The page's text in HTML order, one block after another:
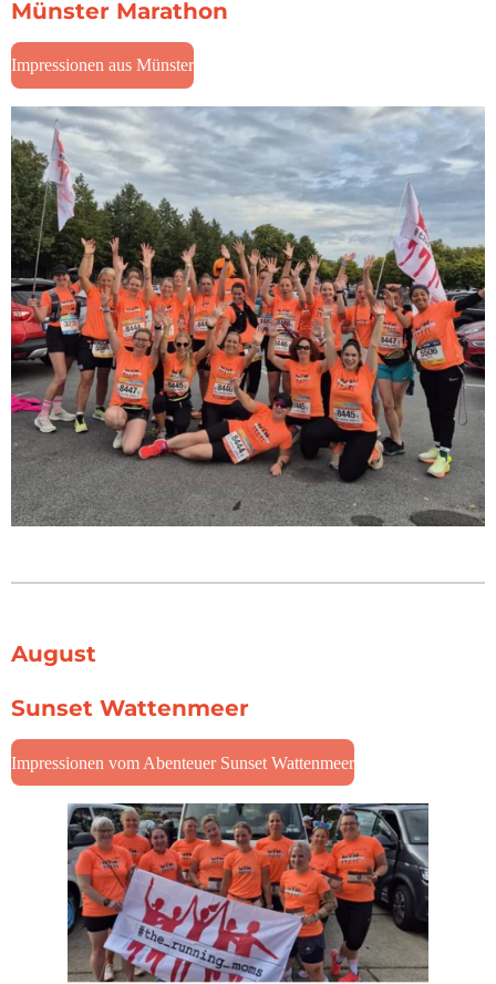
Münster Marathon
Impressionen aus Münster
August
Sunset Wattenmeer
Impressionen vom Abenteuer Sunset Wattenmeer